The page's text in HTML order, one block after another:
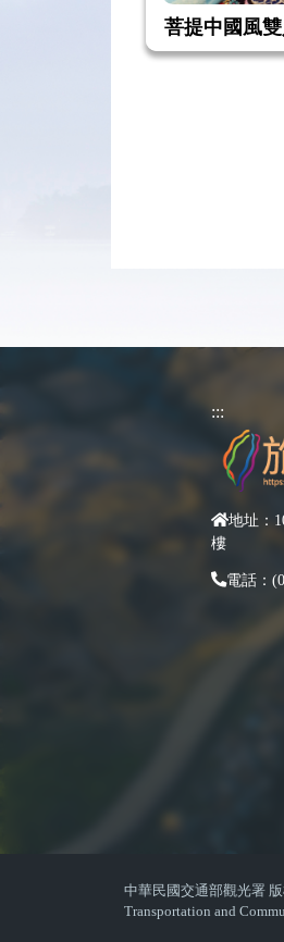
菩提中國風
:::
地址：
樓
電話：
中華民國交通部觀光署
Transportation and